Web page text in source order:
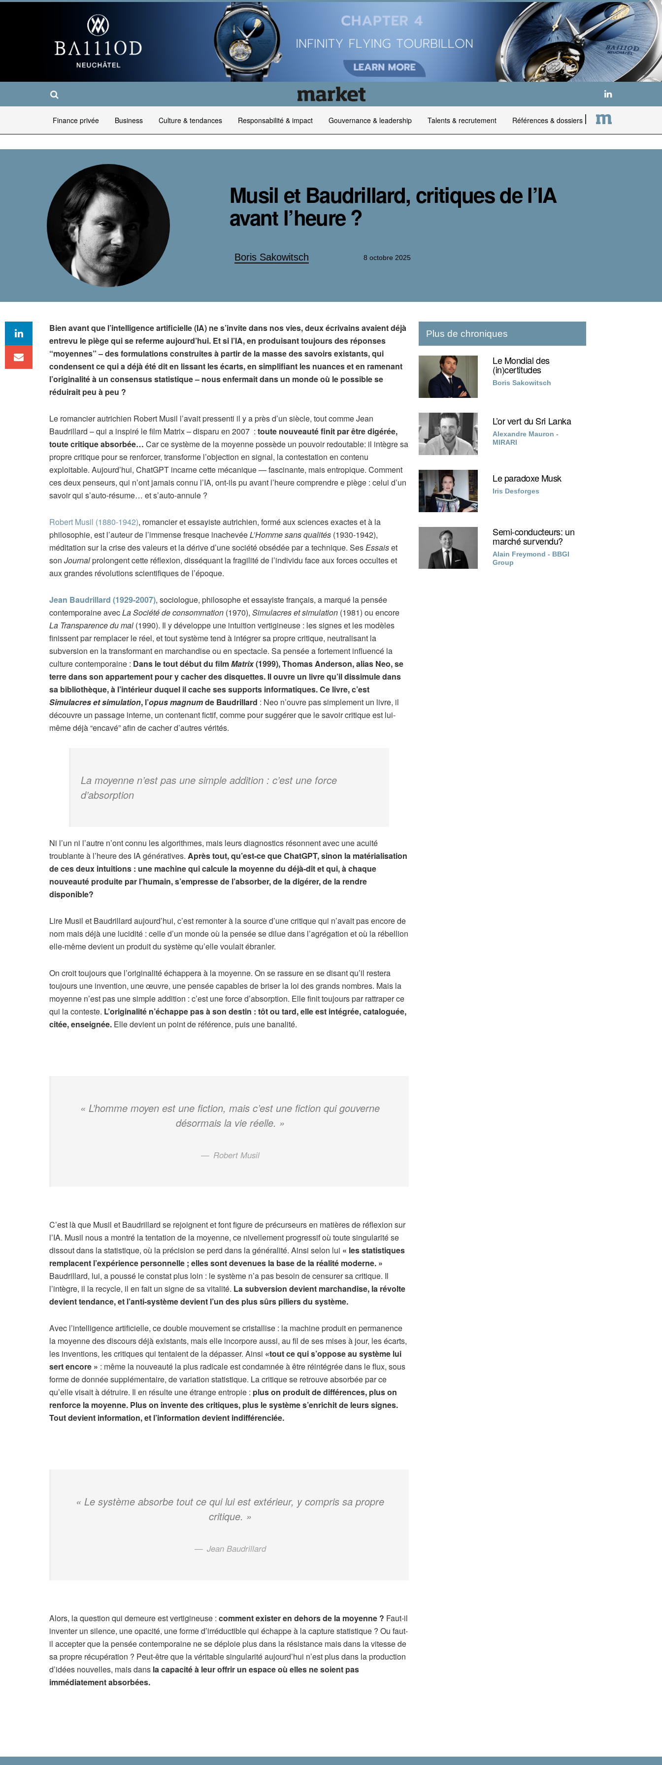
Finance privée Business Culture & tendances Responsabilité & impact Gouvernance & leadership Talents & recrutement Références & dossiers
Musil et Baudrillard, critiques de l’IA
avant l’heure ?
Boris Sakowitsch 8 octobre 2025
Bien avant que l’intelligence artificielle (IA) ne s’invite dans nos vies, deux écrivains avaient déjà
entrevu le piège qui se referme aujourd’hui. Et si l’IA, en produisant toujours des réponses
“moyennes” – des formulations construites à partir de la masse des savoirs existants, qui
condensent ce qui a déjà été dit en lissant les écarts, en simplifiant les nuances et en ramenant
l’originalité à un consensus statistique – nous enfermait dans un monde où le possible se
réduirait peu à peu ?
Le romancier autrichien Robert Musil l’avait pressenti il y a près d’un siècle, tout comme Jean
Baudrillard – qui a inspiré le film Matrix – disparu en 2007 : toute nouveauté finit par être digérée,
toute critique absorbée… Car ce système de la moyenne possède un pouvoir redoutable: il intègre sa
propre critique pour se renforcer, transforme l’objection en signal, la contestation en contenu
exploitable. Aujourd’hui, ChatGPT incarne cette mécanique — fascinante, mais entropique. Comment
ces deux penseurs, qui n’ont jamais connu l’IA, ont-ils pu avant l’heure comprendre e piège : celui d’un
savoir qui s’auto-résume… et s’auto-annule ?
Robert Musil (1880-1942), romancier et essayiste autrichien, formé aux sciences exactes et à la
philosophie, est l’auteur de l’immense fresque inachevéeL’Homme sans qualités (1930-1942),
méditation sur la crise des valeurs et la dérive d’une société obsédée par a technique. SesEssaiset
son Journalprolongent cette réflexion, disséquant la fragilité de l’individu face aux forces occultes et
aux grandes révolutions scientifiques de l’époque.
Jean Baudrillard (1929-2007), sociologue, philosophe et essayiste français, a marqué la pensée
contemporaine avecLa Société de consommation (1970), Simulacres et simulation (1981) ou encore
La Transparence du mal (1990). Il y développe une intuition vertigineuse : les signes et les modèles
finissent par remplacer le réel, et tout système tend à intégrer sa propre critique, neutralisant la
subversion en la transformant en marchandise ou en spectacle. Sa pensée a fortement influencé la
culture contemporaine : Dans le tout début du filmMatrix(1999), Thomas Anderson, alias Neo, se
terre dans son appartement pour y cacher des disquettes. Il ouvre un livre qu’il dissimule dans
sa bibliothèque, à l’intérieur duquel il cache ses supports informatiques. Ce livre, c’est
Simulacres et simulation, l’opus magnumde Baudrillard : Neo n’ouvre pas simplement un livre, il
découvre un passage interne, un contenant fictif, comme pour suggérer que le savoir critique est lui-
même déjà “encavé” afin de cacher d’autres vérités.
La moyenne n’est pas une simple addition : c’est une force
d’absorption
Ni l’un ni l’autre n’ont connu les algorithmes, mais leurs diagnostics résonnent avec une acuité
troublante à l’heure des IA génératives. Après tout, qu’est-ce que ChatGPT, sinon la matérialisation
de ces deux intuitions : une machine qui calcule la moyenne du déjà-dit et qui, à chaque
nouveauté produite par l’humain, s’empresse de l’absorber, de la digérer, de la rendre
disponible?
Lire Musil et Baudrillard aujourd’hui, c’est remonter à la source d’une critique qui n’avait pas encore de
nom mais déjà une lucidité : celle d’un monde où la pensée se dilue dans l’agrégation et où la rébellion
elle-même devient un produit du système qu’elle voulait ébranler.
On croit toujours que l’originalité échappera à la moyenne. On se rassure en se disant qu’il restera
toujours une invention, une œuvre, une pensée capables de briser la loi des grands nombres. Mais la
moyenne n’est pas une simple addition : c’est une force d’absorption. Elle finit toujours par rattraper ce
qui la conteste. L’originalité n’échappe pas à son destin : tôt ou tard, elle est intégrée, cataloguée,
citée, enseignée. Elle devient un point de référence, puis une banalité.
« L’homme moyen est une fiction, mais c’est une fiction qui gouverne
désormais la vie réelle. »
Robert Musil
C’est là que Musil et Baudrillard se rejoignent et font figure de précurseurs en matières de réflexion sur
l’IA. Musil nous a montré la tentation de la moyenne, ce nivellement progressif où toute singularité se
dissout dans la statistique, où la précision se perd dans la généralité. Ainsi selon lui « les statistiques
remplacent l’expérience personnelle ; elles sont devenues la base de la réalité moderne. »
Baudrillard, lui, a poussé le constat plus loin : le système n’a pas besoin de censurer sa critique. Il
l’intègre, il la recycle, il en fait un signe de sa vitalité. La subversion devient marchandise, la révolte
devient tendance, et l’anti-système devient l’un des plus sûrs piliers du système.
Avec l’intelligence artificielle, ce double mouvement se cristallise : la machine produit en permanence
la moyenne des discours déjà existants, mais elle incorpore aussi, au fil de ses mises à jour, les écarts,
les inventions, les critiques qui tentaient de la dépasser. Ainsi «tout ce qui s’oppose au système lui
sert encore » : même la nouveauté la plus radicale est condamnée à être réintégrée dans le flux, sous
forme de donnée supplémentaire, de variation statistique. La critique se retrouve absorbée par ce
qu’elle visait à détruire. Il en résulte une étrange entropie : plus on produit de différences, plus on
renforce la moyenne. Plus on invente des critiques, plus le système s’enrichit de leurs signes.
Tout devient information, et l’information devient indifférenciée.
« Le système absorbe tout ce qui lui est extérieur, y compris sa propre
critique. »
Jean Baudrillard
Alors, la question qui demeure est vertigineuse : comment exister en dehors de la moyenne ? Faut-il
inventer un silence, une opacité, une forme d’irréductible qui échappe à la capture statistique ? Ou faut-
il accepter que la pensée contemporaine ne se déploie plus dans la résistance mais dans la vitesse de
sa propre récupération ? Peut-être que la véritable singularité aujourd’hui n’est plus dans la production
d’idées nouvelles, mais dans la capacité à leur offrir un espace où elles ne soient pas
immédiatement absorbées.
Plus de chroniques
Le Mondial des
(in)certitudes
Boris Sakowitsch
L’or vert du Sri Lanka
Alexandre Mauron -
MIRARI
Le paradoxe Musk
Iris Desforges
Semi-conducteurs: un
marché survendu?
Alain Freymond - BBGI
Group